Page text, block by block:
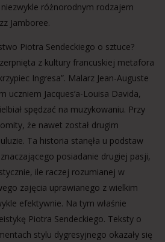
różnorodnym rodzajem
Jamboree.
Piotra Sendeckiego o sztuce?
z kultury francuskiej metafora
Ingresa”. Malarz Jean-Auguste
uczniem Jacques’a-Louisa Davida,
spędzać na muzykowaniu. Przy
że nawet został drugim
Ta historia stanęła u podstaw
posiadanie drugiej pasji,
ile raczej rozumianej w
zajęcia uprawianego z wielkim
efektywnie. Na tym właśnie
Piotra Sendeckiego. Teksty o
stylu dygresyjnego okazały się